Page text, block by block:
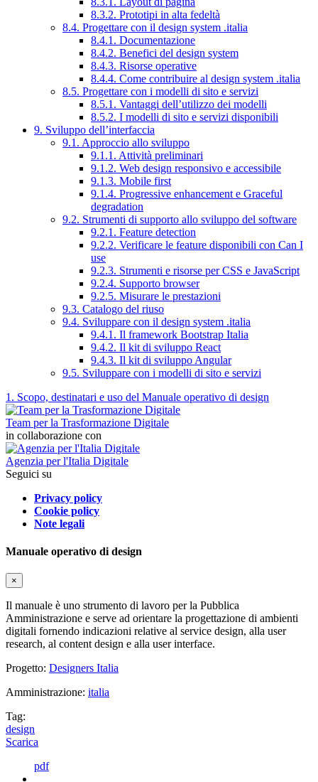
8.3.2. Prototipi in alta fedeltà
8.4. Progettare con il design system .italia
8.4.1. Documentazione
8.4.2. Benefici del design system
8.4.3. Risorse operative
8.4.4. Come contribuire al design system .italia
8.5. Progettare con i modelli di sito e servizi
8.5.1. Vantaggi dell’utilizzo dei modelli
8.5.2. I modelli di sito e servizi disponibili
9. Sviluppo dell’interfaccia
9.1. Approccio allo sviluppo
9.1.1. Attività preliminari
9.1.2. Web design responsivo e accessibile
9.1.3. Mobile first
9.1.4. Progressive enhancement e Graceful
degradation
9.2. Strumenti di supporto allo sviluppo del software
9.2.1. Feature detection
9.2.2. Verificare le feature disponibili con Can I
use
9.2.3. Strumenti e risorse per CSS e JavaScript
9.2.4. Supporto browser
9.2.5. Misurare le prestazioni
9.3. Catalogo del riuso
9.4. Sviluppare con il design system .italia
9.4.1. Il framework Bootstrap Italia
9.4.2. Il kit di sviluppo React
9.4.3. Il kit di sviluppo Angular
9.5. Sviluppare con i modelli di sito e servizi
1. Scopo, destinatari e uso del Manuale operativo di design
Team per la Trasformazione Digitale
in collaborazione con
Agenzia per l'Italia Digitale
Seguici su
Privacy policy
Cookie policy
Note legali
Manuale operativo di design
×
Il manuale è uno strumento di lavoro per la Pubblica
Amministrazione e serve ad orientare la progettazione di ambienti
digitali fornendo indicazioni relative al service design, alla user
research, al content design e alla user interface.
Progetto: Designers Italia
Amministrazione: italia
Tag:
design
Scarica
pdf